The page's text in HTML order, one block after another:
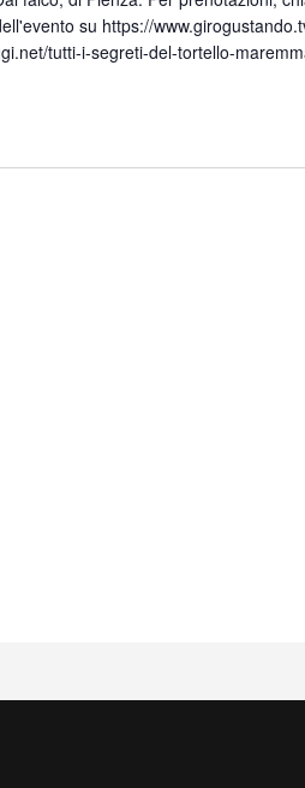
su https://
tutti-i-segreti-del-tortello-